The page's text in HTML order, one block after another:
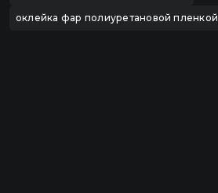
оклейка фар полиуретановой пленкой